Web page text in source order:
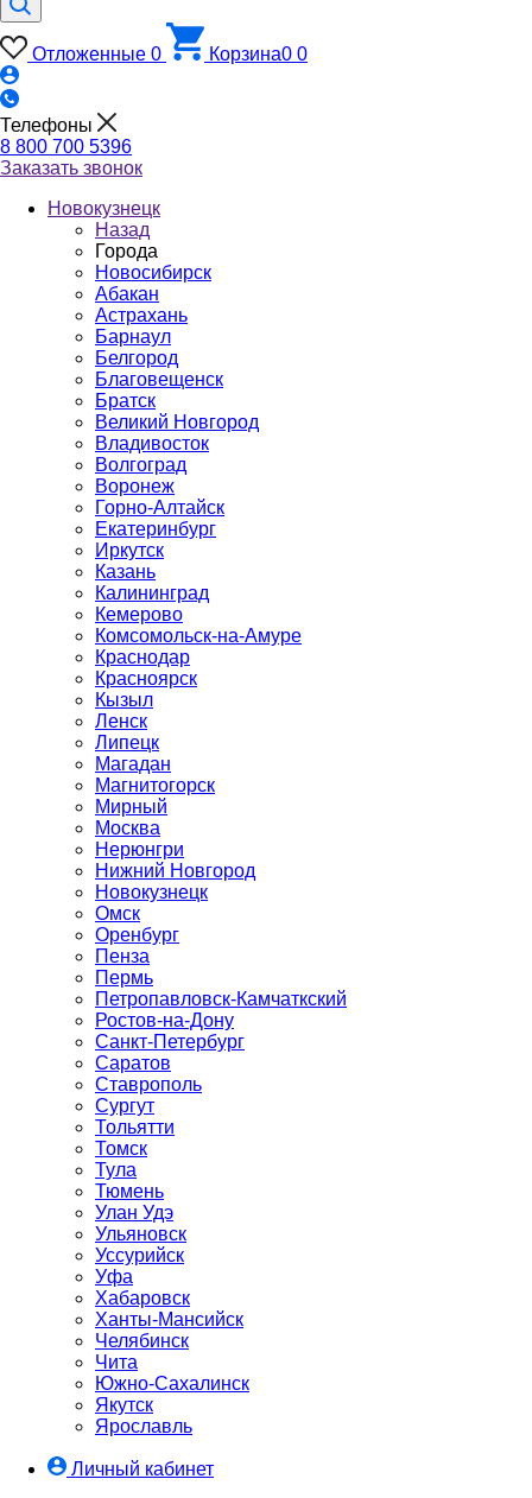
Отложенные 0 Корзина0 0
Телефоны
8 800 700 5396
Заказать звонок
Новокузнецк
Назад
Города
Новосибирск
Абакан
Астрахань
Барнаул
Белгород
Благовещенск
Братск
Великий Новгород
Владивосток
Волгоград
Воронеж
Горно-Алтайск
Екатеринбург
Иркутск
Казань
Калининград
Кемерово
Комсомольск-на-Амуре
Краснодар
Красноярск
Кызыл
Ленск
Липецк
Магадан
Магнитогорск
Мирный
Москва
Нерюнгри
Нижний Новгород
Новокузнецк
Омск
Оренбург
Пенза
Пермь
Петропавловск-Камчаткский
Ростов-на-Дону
Санкт-Петербург
Саратов
Ставрополь
Сургут
Тольятти
Томск
Тула
Тюмень
Улан Удэ
Ульяновск
Уссурийск
Уфа
Хабаровск
Ханты-Мансийск
Челябинск
Чита
Южно-Cахалинск
Якутск
Ярославль
Личный кабинет